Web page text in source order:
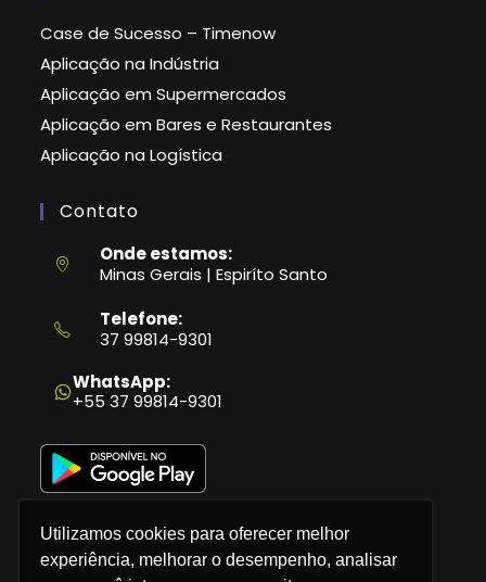
Utilizamos cookies para oferecer melhor
experiência, melhorar o desempenho, analisar
Case de Sucesso – Timenow
Aplicação na Indústria
Aplicação em Supermercados
Aplicação em Bares e Restaurantes
Aplicação na Logística
Contato
Onde estamos:
Minas Gerais | Espiríto Santo
Telefone:
37 99814-9301
em
seu
aplicativo
WhatsApp:
+55 37 99814-9301